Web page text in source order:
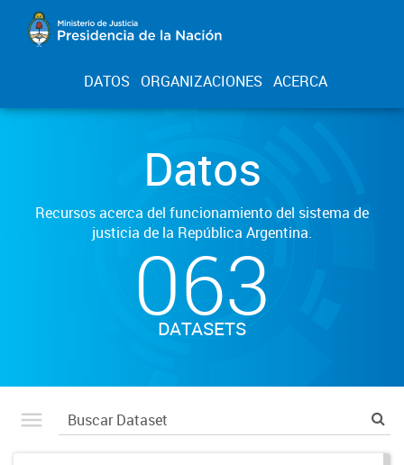
DATOS ORGANIZACIONES ACERCA
Datos
Recursos acerca del funcionamiento del sistema de
justicia de la República Argentina.
063
DATASETS